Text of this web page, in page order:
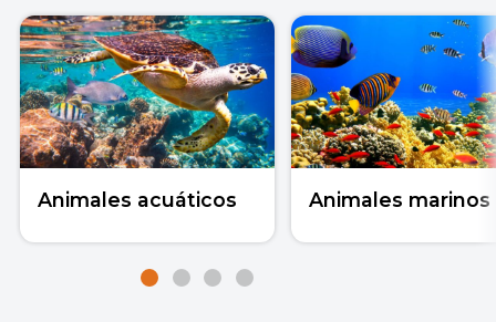
Animales acuáticos Animales marinos